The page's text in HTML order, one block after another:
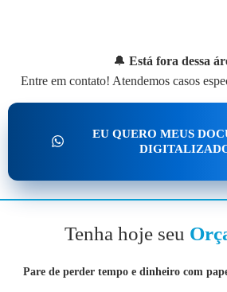
🔔 Está fora dessa
Entre em contato! Atendemos casos
EU QUERO MEUS
Tenha hoje seu
Pare de perder tempo e dinheiro com